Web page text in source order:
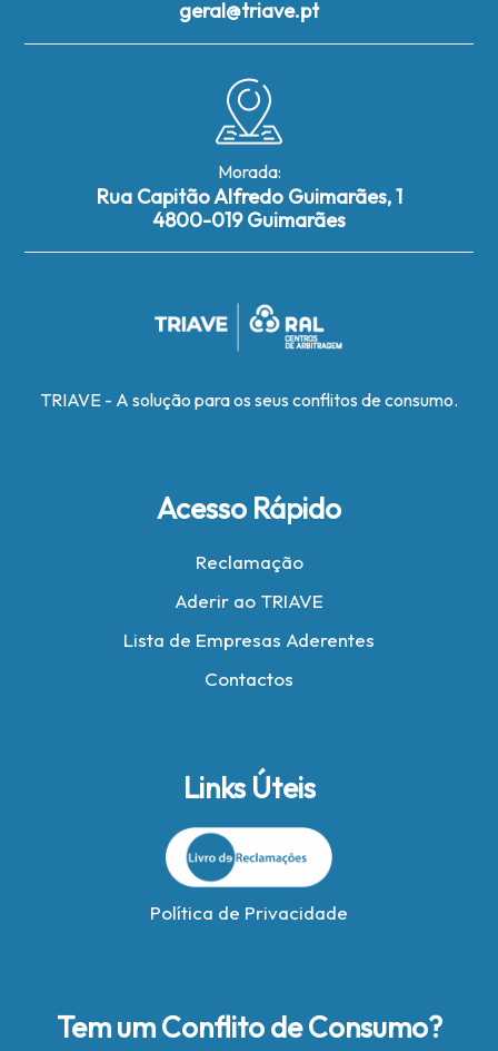
geral@triave.pt
Morada:
Rua Capitão Alfredo Guimarães, 1
4800-019 Guimarães
TRIAVE - A solução para os seus conflitos de consumo.
Acesso Rápido
Reclamação
Aderir ao TRIAVE
Lista de Empresas Aderentes
Contactos
Links Úteis
Política de Privacidade
Tem um Conflito de Consumo?